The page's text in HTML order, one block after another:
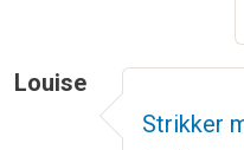
Louise
Strikker